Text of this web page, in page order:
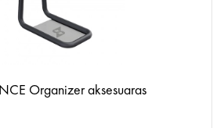
Organizer aksesuaras